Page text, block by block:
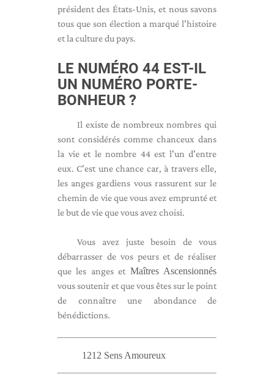
président des États-Unis, et nous savons
tous que son élection a marqué l'histoire
et la culture du pays.
LE NUMÉRO 44 EST-IL
UN NUMÉRO PORTE-
BONHEUR ?
Il existe de nombreux nombres qui
sont considérés comme chanceux dans
la vie et le nombre 44 est l'un d'entre
eux. C'est une chance car, à travers elle,
les anges gardiens vous rassurent sur le
chemin de vie que vous avez emprunté et
le but de vie que vous avez choisi.
Vous avez juste besoin de vous
débarrasser de vos peurs et de réaliser
que les anges et Maîtres Ascensionnés
vous soutenir et que vous êtes sur le point
de connaître une abondance de
bénédictions.
1212 Sens Amoureux